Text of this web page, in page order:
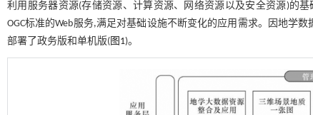
利用服务器资源(存储资源、计算资源、网络资源以及安全资源)的
OGC标准的Web服务,满足对基础设施不断变化的应用需求。因地学
部署了政务版和单机版(图1)。